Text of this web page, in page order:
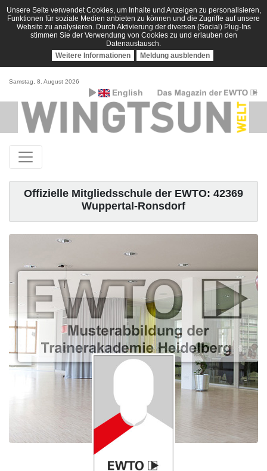
Unsere Seite verwendet Cookies, um Inhalte und Anzeigen zu personalisieren,
Funktionen für soziale Medien anbieten zu können und die Zugriffe auf unsere
Website zu analysieren. Durch Aktivierung der diversen (Social) Plug-Ins
stimmen Sie der Verwendung von Cookies zu und erlauben den
Datenaustausch.
Weitere Informationen
Meldung ausblenden
Samstag, 8. August 2026
English
Offizielle Mitgliedsschule der EWTO: 42369
Wuppertal-Ronsdorf